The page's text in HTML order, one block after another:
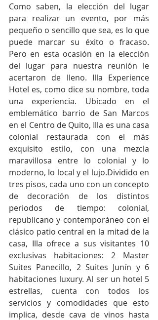
Como saben, la elección del lugar
para realizar un evento, por más
pequeño o sencillo que sea, es lo que
puede marcar su éxito o fracaso.
Pero en esta ocasión en la elección
del lugar para nuestra reunión le
acertaron de lleno. Illa Experience
Hotel es, como dice su nombre, toda
una experiencia. Ubicado en el
emblemático barrio de San Marcos
en el Centro de Quito, Illa es una casa
colonial restaurada con el más
exquisito estilo, con una mezcla
maravillosa entre lo colonial y lo
moderno, lo local y el lujo.Dividido en
tres pisos, cada uno con un concepto
de decoración de los distintos
periodos de tiempo: colonial,
republicano y contemporáneo con el
clásico patio central en la mitad de la
casa, Illa ofrece a sus visitantes 10
exclusivas habitaciones: 2 Master
Suites Panecillo, 2 Suites Junín y 6
habitaciones luxury. Al ser un hotel 5
estrellas, cuenta con todos los
servicios y comodidades que esto
implica, desde cava de vinos hasta